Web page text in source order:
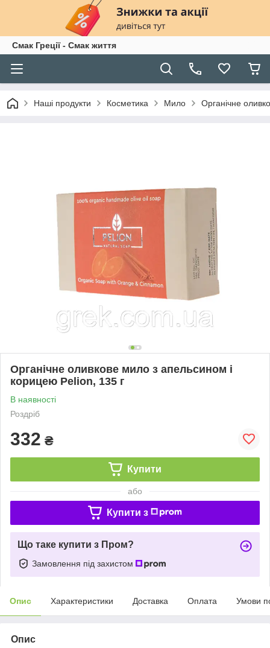
Смак Греції - Смак життя
Наші продукти Косметика Мило Органічне
Органічне оливкове мило з апельсином і
корицею Pelion, 135 г
В наявності
Роздріб
332 ₴
Купити
або
Купити з
Що таке купити з Пром?
Замовлення під захистом
Опис Характеристики Доставка Оплата Умови
Опис